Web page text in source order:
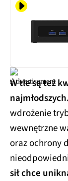
W tle są też
najmłodszych.
wdrożenie
wewnętrzne
oraz ochrony
sił chce